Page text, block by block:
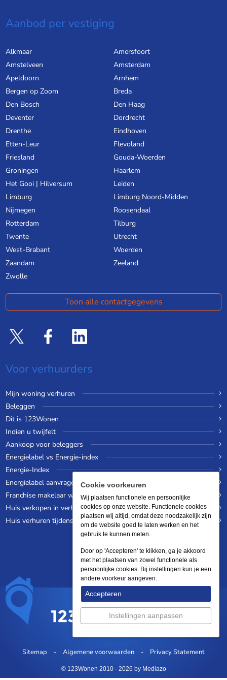
Aanbod per vestiging
Alkmaar
Amersfoort
Amstelveen
Amsterdam
Apeldoorn
Arnhem
Bergen op Zoom
Breda
Den Bosch
Den Haag
Deventer
Dordrecht
Drenthe
Eindhoven
Etten-Leur
Flevoland
Friesland
Gouda-Woerden
Groningen
Haarlem
Het Gooi | Hilversum
Leiden
Limburg
Limburg Noord-Midden
Nijmegen
Roosendaal
Rotterdam
Tilburg
Twente
Utrecht
West-Brabant
Woerden
Zaandam
Zeeland
Zwolle
Toon alle contactgegevens
Voor verhuurders
Mijn woning verhuren
Beleggen
Dit is 123Wonen
Indien u twijfelt
Aankoop voor beleggers
Energielabel vs Energie-index
Energie-Index
Energielabel aanvragen
Franchise makelaar worden
Huis verkopen in verhuurde staat
Huis verhuren tijdens een wereldreis
Sitemap Algemene voorwaarden Privacy Statement
© 123Wonen 2010 - 2026 by Mediazo
Cookie voorkeuren
Wij plaatsen functionele en persoonlijke
cookies op onze website. Functionele cookies
plaatsen wij altijd, omdat deze noodzakelijk zijn
om de website goed te laten werken en het
gebruik te kunnen meten.
Door op 'Accepteren' te klikken, ga je akkoord
met het plaatsen van zowel functionele als
persoonlijke cookies. Bij instellingen kun je een
andere voorkeur aangeven.
Accepteren
Instellingen aanpassen